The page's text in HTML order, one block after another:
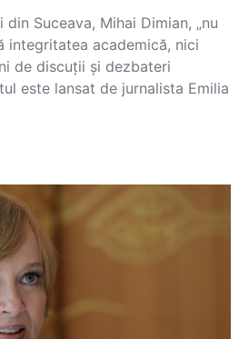
Suceava, Mihai Dimian, „nu
integritatea academică, nici
de discuții și dezbateri
este lansat de jurnalista Emilia